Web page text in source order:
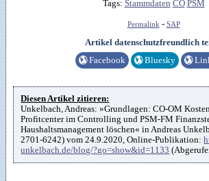
Tags: Stammdaten CO PSM
Permalink - SAP
Artikel datenschutzfreundlich
🌎Facebook 🌎Bluesky 🌎
Diesen Artikel zitieren:
Unkelbach, Andreas: »Grundlagen: CO-OM
Profitcenter im Controlling und PSM-FM
Haushaltsmanagement löschen« in Andreas
2701-6242) vom 24.9.2020, Online-Publikation:
unkelbach.de/blog/?go=show&id=1133